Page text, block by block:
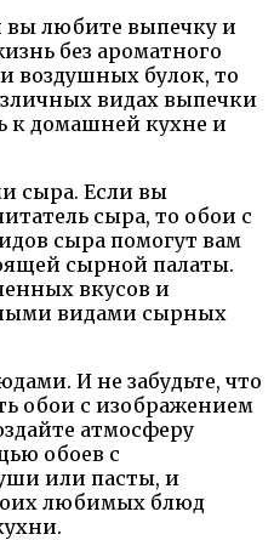
вы любите выпечку и
без ароматного
воздушных булок, то
видах выпечки
к домашней кухне и
сыра. Если вы
сыра, то обои с
сыра помогут вам
сырной палаты.
вкусов и
видами сырных
И не забудьте, что
обои с изображением
атмосферу
обоев с
или пасты, и
любимых блюд